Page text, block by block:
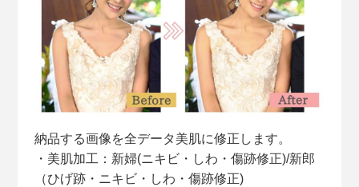
納品する画像を全データ美肌に修正します。
・美肌加工：新婦(ニキビ・しわ・傷跡修正)/新郎
（ひげ跡・ニキビ・しわ・傷跡修正)